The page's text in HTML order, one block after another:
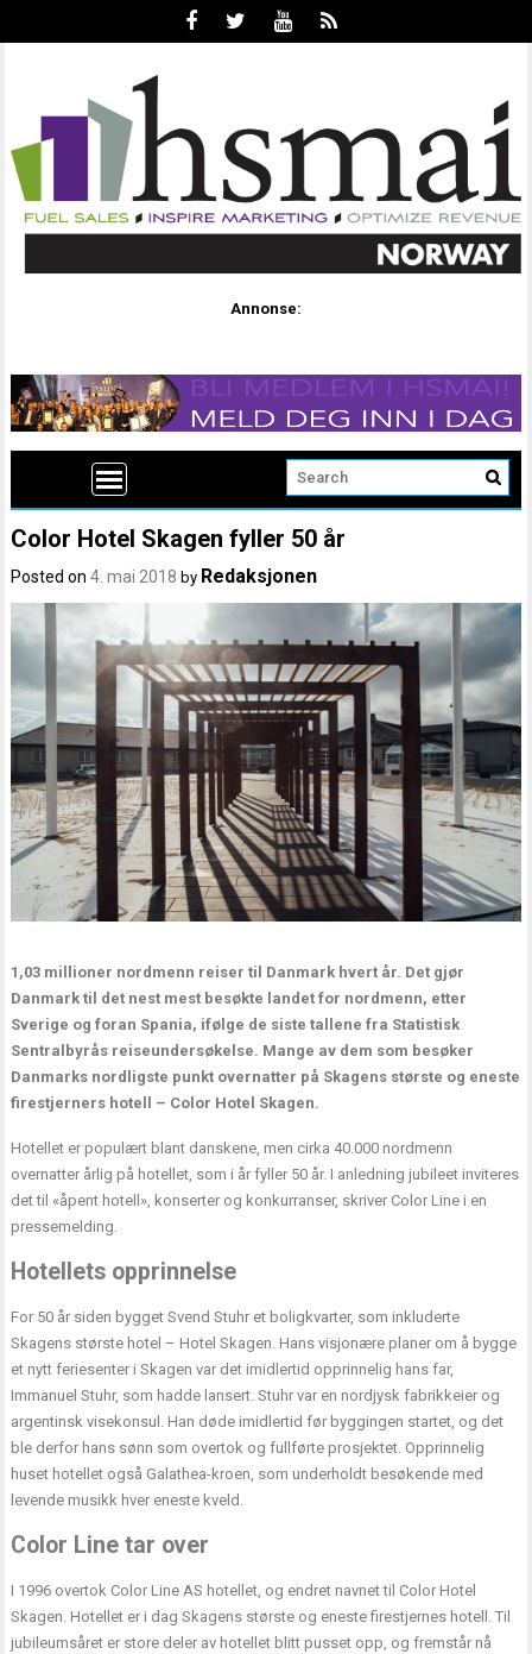
Annonse:
Color Hotel Skagen fyller 50 år
Posted on4. mai 2018 by Redaksjonen
1,03 millioner nordmenn reiser til Danmark hvert år. Det gjør
Danmark til det nest mest besøkte landet for nordmenn, etter
Sverige og foran Spania, ifølge de siste tallene fra Statistisk
Sentralbyrås reiseundersøkelse. Mange av dem som besøker
Danmarks nordligste punkt overnatter på Skagens største og eneste
firestjerners hotell – Color Hotel Skagen.
Hotellet er populært blant danskene, men cirka 40.000 nordmenn
overnatter årlig på hotellet, som i år fyller 50 år. I anledning jubileet inviteres
det til «åpent hotell», konserter og konkurranser, skriver Color Line i en
pressemelding.
Hotellets opprinnelse
For 50 år siden bygget Svend Stuhr et boligkvarter, som inkluderte
Skagens største hotel – Hotel Skagen. Hans visjonære planer om å bygge
et nytt feriesenter i Skagen var det imidlertid opprinnelig hans far,
Immanuel Stuhr, som hadde lansert. Stuhr var en nordjysk fabrikkeier og
argentinsk visekonsul. Han døde imidlertid før byggingen startet, og det
ble derfor hans sønn som overtok og fullførte prosjektet. Opprinnelig
huset hotellet også Galathea-kroen, som underholdt besøkende med
levende musikk hver eneste kveld.
Color Line tar over
I 1996 overtok Color Line AS hotellet, og endret navnet til Color Hotel
Skagen. Hotellet er i dag Skagens største og eneste firestjernes hotell. Til
jubileumsåret er store deler av hotellet blitt pusset opp, og fremstår nå